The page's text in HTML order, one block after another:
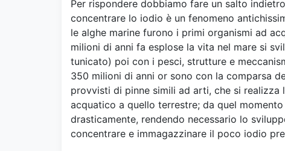
Per rispondere dobbiamo fare un salto
concentrare lo iodio è un fenomeno
le alghe marine furono i primi organismi ad
milioni di anni fa esplose la vita nel mare si
tunicato) poi con i pesci, strutture e
350 milioni di anni or sono con la comparsa
provvisti di pinne simili ad arti, che si realizza
acquatico a quello terrestre; da quel
drasticamente, rendendo necessario lo
concentrare e immagazzinare il poco iodio